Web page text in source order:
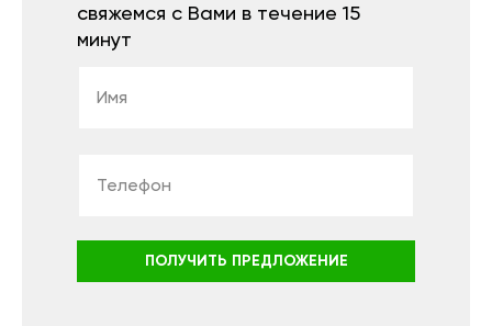
свяжемся с Вами в течение 15
минут
ПОЛУЧИТЬ ПРЕДЛОЖЕНИЕ